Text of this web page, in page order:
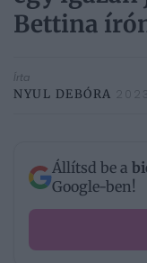
Bettina
Írta
NYUL DEBÓRA
Állítsd be a
Google-ben!